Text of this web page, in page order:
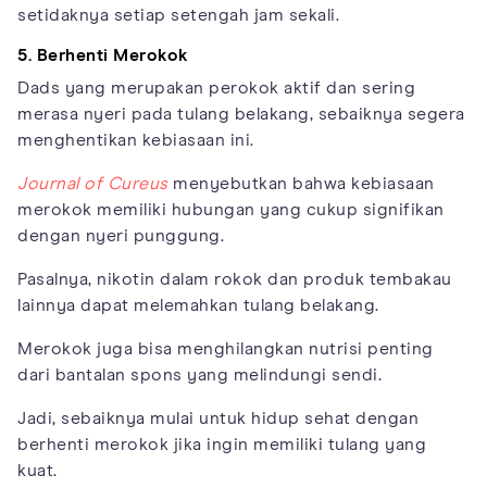
setidaknya setiap setengah jam sekali.
5. Berhenti Merokok
Dads yang merupakan perokok aktif dan sering
merasa nyeri pada tulang belakang, sebaiknya segera
menghentikan kebiasaan ini.
Journal of Cureusmenyebutkan bahwa kebiasaan
merokok memiliki hubungan yang cukup signifikan
dengan nyeri punggung.
Pasalnya, nikotin dalam rokok dan produk tembakau
lainnya dapat melemahkan tulang belakang.
Merokok juga bisa menghilangkan nutrisi penting
dari bantalan spons yang melindungi sendi.
Jadi, sebaiknya mulai untuk hidup sehat dengan
berhenti merokok jika ingin memiliki tulang yang
kuat.